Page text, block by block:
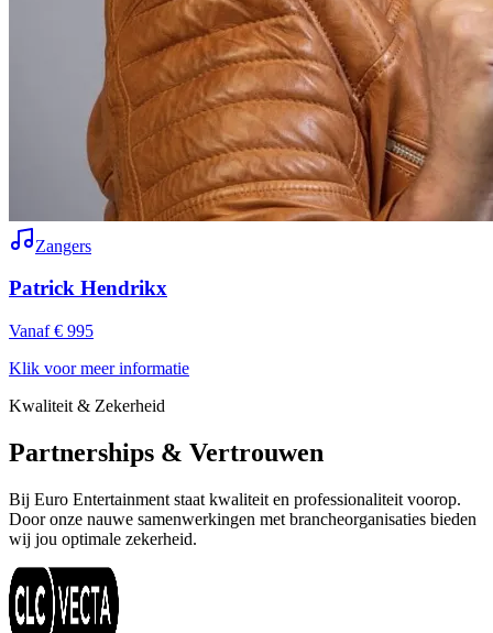
Zangers
Patrick Hendrikx
Vanaf € 995
Klik voor meer informatie
Kwaliteit & Zekerheid
Partnerships & Vertrouwen
Bij Euro Entertainment staat kwaliteit en professionaliteit voorop.
Door onze nauwe samenwerkingen met brancheorganisaties bieden
wij jou optimale zekerheid.